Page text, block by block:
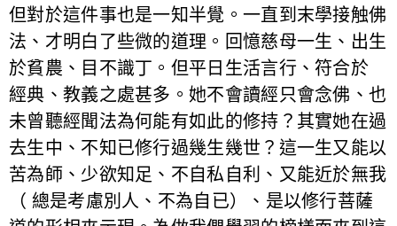
但對於這件事也是一知半覺。一直到末學接触佛
法、才明白了些微的道理。回憶慈母一生、出生
於貧農、目不識丁。但平日生活言行、符合於
經典、教義之處甚多。她不會讀經只會念佛、也
未曾聽經聞法為何能有如此的修持？其實她在過
去生中、不知已修行過幾生幾世？這一生又能以
苦為師、少欲知足、不自私自利、又能近於無我
（ 總是考慮別人、不為自已）、是以修行菩薩